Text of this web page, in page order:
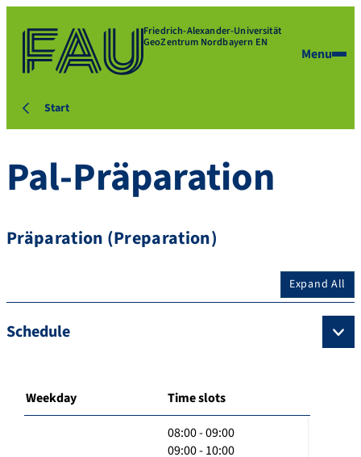
Friedrich-Alexander-Universität
GeoZentrum Nordbayern EN
Menu
Start
Pal-Präparation
Präparation (Preparation)
Expand All
Schedule
Weekday Time slots
08:00 - 09:00
09:00 - 10:00